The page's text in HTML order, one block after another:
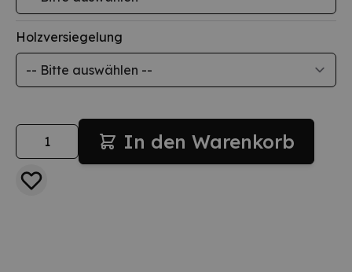
Holzversiegelung
Menge In den Warenkorb